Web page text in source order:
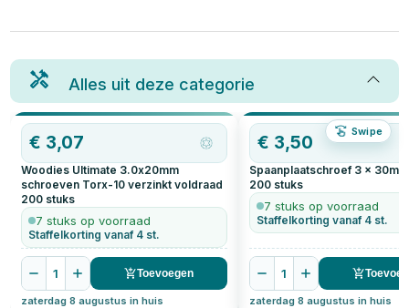
Alles uit deze categorie
Swipe
€ 3,07
Woodies Ultimate 3.0x20mm
schroeven Torx-10 verzinkt voldraad
200 stuks
7 stuks op voorraad
Staffelkorting vanaf 4 st.
1 Toevoegen
zaterdag 8 augustus in huis
€ 3,50
Spaanplaatschroef 3 x
200 stuks
7 stuks op voorraad
Staffelkorting vanaf 4 st.
1
zaterdag 8 augustus in huis